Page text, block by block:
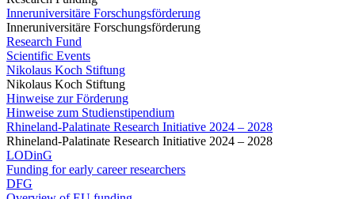
Inneruniversitäre Forschungsförderung
Inneruniversitäre Forschungsförderung
Research Fund
Scientific Events
Nikolaus Koch Stiftung
Nikolaus Koch Stiftung
Hinweise zur Förderung
Hinweise zum Studienstipendium
Rhineland-Palatinate Research Initiative 2024 – 2028
Rhineland-Palatinate Research Initiative 2024 – 2028
LODinG
Funding for early career researchers
DFG